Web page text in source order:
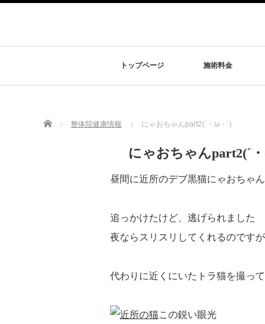
トップページ 施術料金
Home 整体院健康情報 にゃおちゃんpart2(´・ω・`)
にゃおちゃんpart2(´
昼間に近所のデブ黒猫にゃおちゃ
追っかけたけど、逃げられました
夜ならスリスリしてくれるのです
代わりに近くにいたトラ猫を撮っ
この鋭い眼光